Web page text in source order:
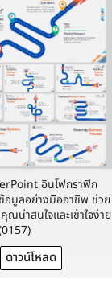
อินโฟกราฟิก
อมูลอย่างมืออาชีพ ช่วย
ณน่าสนใจและเข้าใจง่าย
ดาวน์โหลด